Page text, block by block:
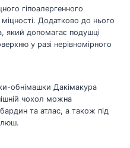
гіпоалергенного
Додатково до нього
який допомагає подушці
у разі нерівномірного
обнімашки Дакімакура
чохол можна
та атлас, а також під